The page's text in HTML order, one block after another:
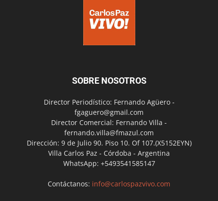
SOBRE NOSOTROS
Director Periodístico: Fernando Agüero -
fgaguero@gmail.com
Director Comercial: Fernando Villa -
fernando.villa@fmazul.com
Dirección: 9 de Julio 90. Piso 10. Of 107.(X5152EYN)
Villa Carlos Paz - Córdoba - Argentina
WhatsApp: +5493541585147
Contáctanos: info@carlospazvivo.com